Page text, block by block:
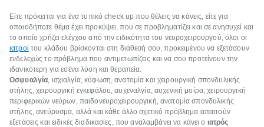
Είτε πρόκειται για ένα τυπικό check up που θέλεις να κάνεις, είτε για
οποιοδήποτε θέμα έχει προκύψει, που σε προβληματίζει και σε ανησυχεί και
το οποίο χρήζει ελέγχου από την ειδικότητα του νευροχειρουργού, όλοι οι
ιατροίτου κλάδου βρίσκονται στη διάθεσή σου, προκειμένου να εξετάσουν
ενδελεχώς το πρόβλημα που αντιμετωπίζεις και να σου προτείνουν την
ιδανικότερη για εσένα λύση και θεραπεία.
Οσφυαλγία, ισχιαλγία, κύφωση, ανατομία και χειρουργική σπονδυλικής
στήλης, χειρουργική εγκεφάλου, αυχεναλγία, αυχενική μοίρα, χειρουργική
περιφερικών νεύρων, παιδονευροχειρουργική, ανατομία σπονδυλικής
στήλης, ανεύρυσμα, αλλά και κάθε άλλο σχετικό πρόβλημα απαιτούν
εξετάσεις και ειδικές διαδικασίες, που αναλαμβάνει να κάνει ο ιατρός